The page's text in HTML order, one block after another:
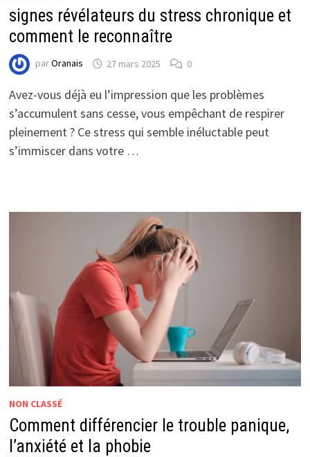
signes révélateurs du stress chronique et
comment le reconnaître
parOranais 27 mars 2025 0
Avez-vous déjà eu l’impression que les problèmes
s’accumulent sans cesse, vous empêchant de respirer
pleinement ? Ce stress qui semble inéluctable peut
s’immiscer dans votre …
NON CLASSÉ
Comment différencier le trouble panique,
l’anxiété et la phobie